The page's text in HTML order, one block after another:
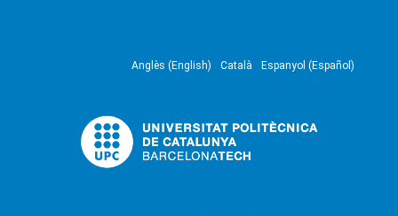
Anglès (English) Català Espanyol (Español)